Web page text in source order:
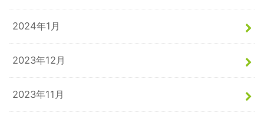
2024年1月
2023年12月
2023年11月